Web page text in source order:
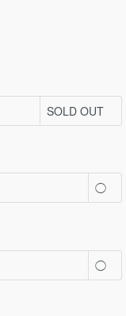
SOLD OUT
◯
◯